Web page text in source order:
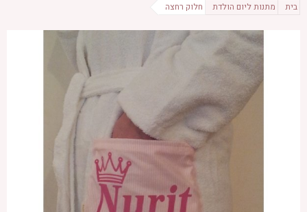
בית מתנות ליום הולדת חלוק רחצה